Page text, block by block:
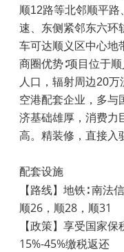
顺12路等北邻顺平路
速、东侧紧邻东六环
车可达顺义区中心地
商圈优势∶项目位于
人口，辐射周边20万
空港配套企业，多与
济基础雄厚，消费力
高。精装修，直接入
配套设施
【路线】地铁∶ 南法
顺26 ，顺28 ，顺31
【政策】享受国家
15%-45%缴税返还